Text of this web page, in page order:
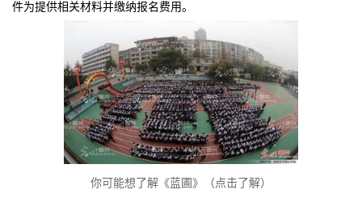
件为提供相关材料并缴纳报名费用。
你可能想了解《蓝圃》（点击了解）